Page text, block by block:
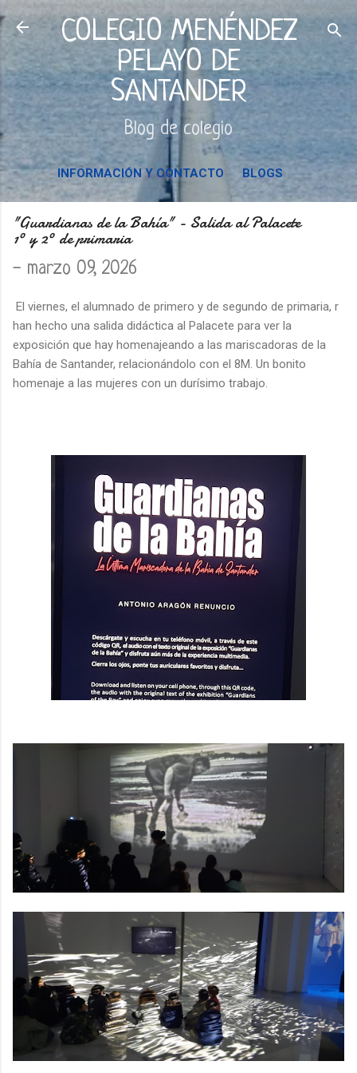
Ir al contenido principal
COLEGIO MENÉNDEZ
PELAYO DE
SANTANDER
Blog de colegio
INFORMACIÓN Y CONTACTO BLOGS
"Guardianas de la Bahía" - Salida al Palacete
1º y 2º de primaria
- marzo 09, 2026
El viernes, el alumnado de primero y de segundo de primaria, r
han hecho una salida didáctica al Palacete para ver la
exposición que hay homenajeando a las mariscadoras de la
Bahía de Santander, relacionándolo con el 8M. Un bonito
homenaje a las mujeres con un durísimo trabajo.